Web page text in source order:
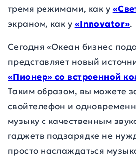
тремя режимами, как у
экраном, как у «Innovator».
Сегодня «Океан бизнес
представляет новый
«Пионер» со встроенной
Таким образом, вы можете
свойтелефон и
музыку с качественным
гаджетв подзарядке не
просто наслаждаться